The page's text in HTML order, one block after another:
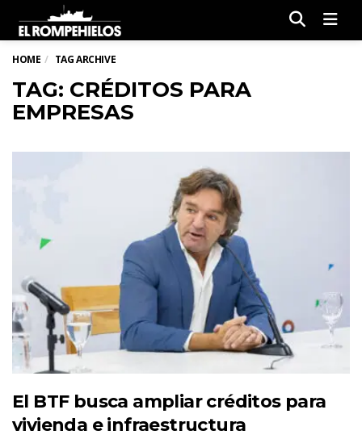
HOME TAG ARCHIVE
TAG: CRÉDITOS PARA
EMPRESAS
El BTF busca ampliar créditos para
vivienda e infraestructura